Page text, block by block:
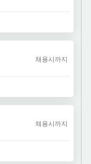
채용시까지
채용시까지